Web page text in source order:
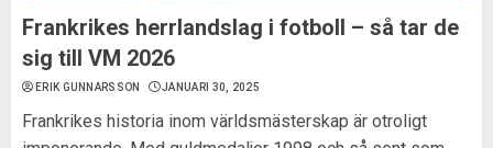
Frankrikes herrlandslag i fotboll – så tar de
sig till VM 2026
ERIK GUNNARSSON JANUARI 30, 2025
Frankrikes historia inom världsmästerskap är otroligt